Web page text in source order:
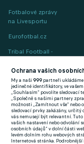
Fotbalové zprávy
na Livesportu
Eurofotbal.cz
Tribal Football -
(EN)
FlashFutbal (SK)
Tenisportal.cz
Tenisové zprávy
na Livesportu
Ochrana vašich
My a naši999 partneři
jedinečné identifikátory, ve
„Souhlasím“ povolíte sledovací
„Společně s našimi partnery
možnosti „Zamítnout vše“ nebo
sledovací prvky zakázány, určitý
vás nemusejí být relevantní.
vašich nastavení nebo odvolání
osobních údajů“ v dolní části
levém dolním rohu webových
Internetová stránka.